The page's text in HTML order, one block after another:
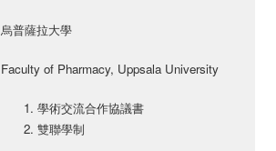
烏普薩拉大學
Faculty of Pharmacy, Uppsala University
學術交流合作協議書
雙聯學制